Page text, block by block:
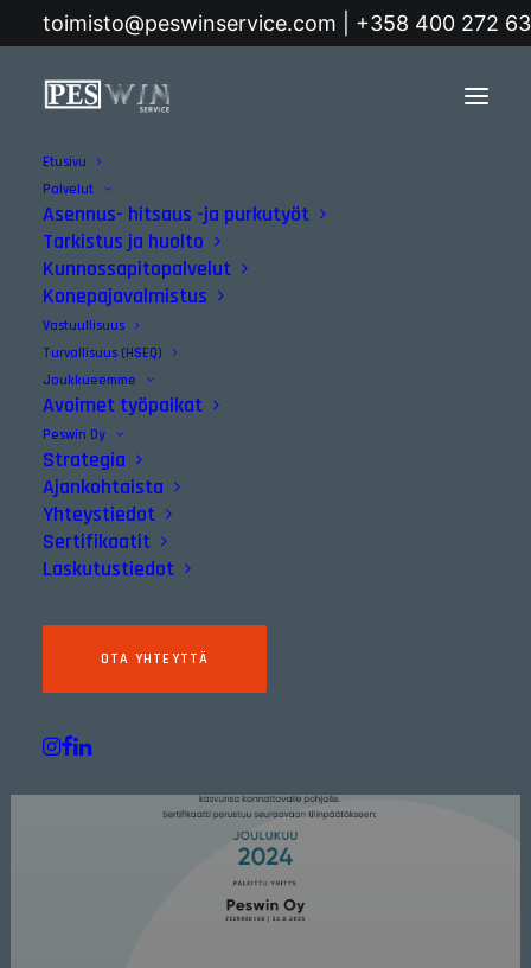
toimisto@peswinservice.com | +358 400 272
Etusivu
Palvelut
Asennus- hitsaus -ja purkutyöt
Tarkistus ja huolto
Kunnossapitopalvelut
Konepajavalmistus
Vastuullisuus
Turvallisuus (HSEQ)
Joukkueemme
Avoimet työpaikat
Peswin Oy
Strategia
Ajankohtaista
Yhteystiedot
Sertifikaatit
Laskutustiedot
OTA YHTEYTTÄ
Etusivu
kasvusertifikaatti